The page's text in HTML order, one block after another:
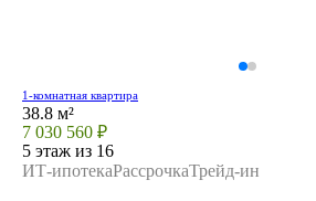
1-комнатная квартира
38.8 м²
7 030 560 ₽
5 этаж из 16
ИТ-ипотекаРассрочкаТрейд-ин